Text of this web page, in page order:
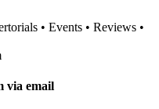
• Events • Reviews •
via email